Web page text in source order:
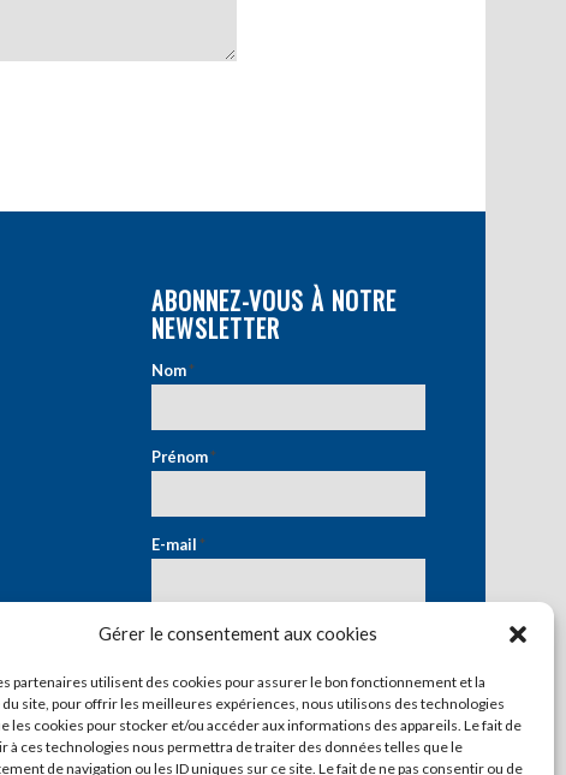
Gérer le consentement aux cookies
partenaires utilisent des cookies pour assurer le bon fonctionnement et la
site, pour offrir les meilleures expériences, nous utilisons des technologies
les cookies pour stocker et/ou accéder aux informations des appareils. Le fait de
à ces technologies nous permettra de traiter des données telles que le
de navigation ou les ID uniques sur ce site. Le fait de ne pas consentir ou de
ABONNEZ-VOUS À NOTRE
NEWSLETTER
Nom*
Prénom*
E-mail*